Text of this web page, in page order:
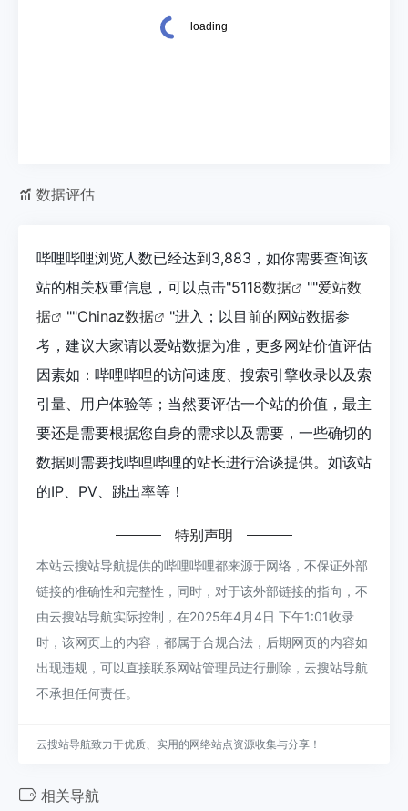
数据评估
哔哩哔哩浏览人数已经达到3,883，如你需要查询该
站的相关权重信息，可以点击"5118数据 ""爱站数
据
""Chinaz数据
"进入；以目前的网站数据参
考，建议大家请以爱站数据为准，更多网站价值评估
因素如：哔哩哔哩的访问速度、搜索引擎收录以及索
引量、用户体验等；当然要评估一个站的价值，最主
要还是需要根据您自身的需求以及需要，一些确切的
数据则需要找哔哩哔哩的站长进行洽谈提供。如该站
的IP、PV、跳出率等！
特别声明
本站云搜站导航提供的哔哩哔哩都来源于网络，不保证外部
链接的准确性和完整性，同时，对于该外部链接的指向，不
由云搜站导航实际控制，在2025年4月4日 下午1:01收录
时，该网页上的内容，都属于合规合法，后期网页的内容如
出现违规，可以直接联系网站管理员进行删除，云搜站导航
不承担任何责任。
云搜站导航致力于优质、实用的网络站点资源收集与分享！
相关导航